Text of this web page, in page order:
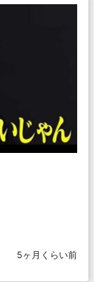
5ヶ月くらい前